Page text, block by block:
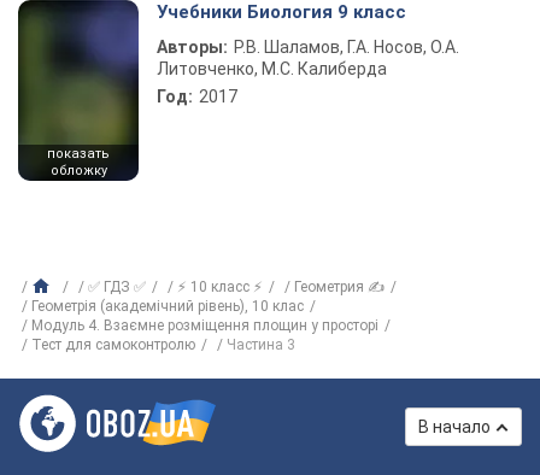
показать
обложку
Учебники Биология 9 класс
Авторы: Р.В. Шаламов, Г.А. Носов, О.А.
Литовченко, М.С. Калиберда
Год: 2017
✅ ГДЗ ✅ ⚡ 10 класс ⚡
Геометрия ✍
Геометрія (академічний рівень), 10 клас
Модуль 4. Взаємне розміщення площин у просторі
Тест для самоконтролю
Частина 3
В начало